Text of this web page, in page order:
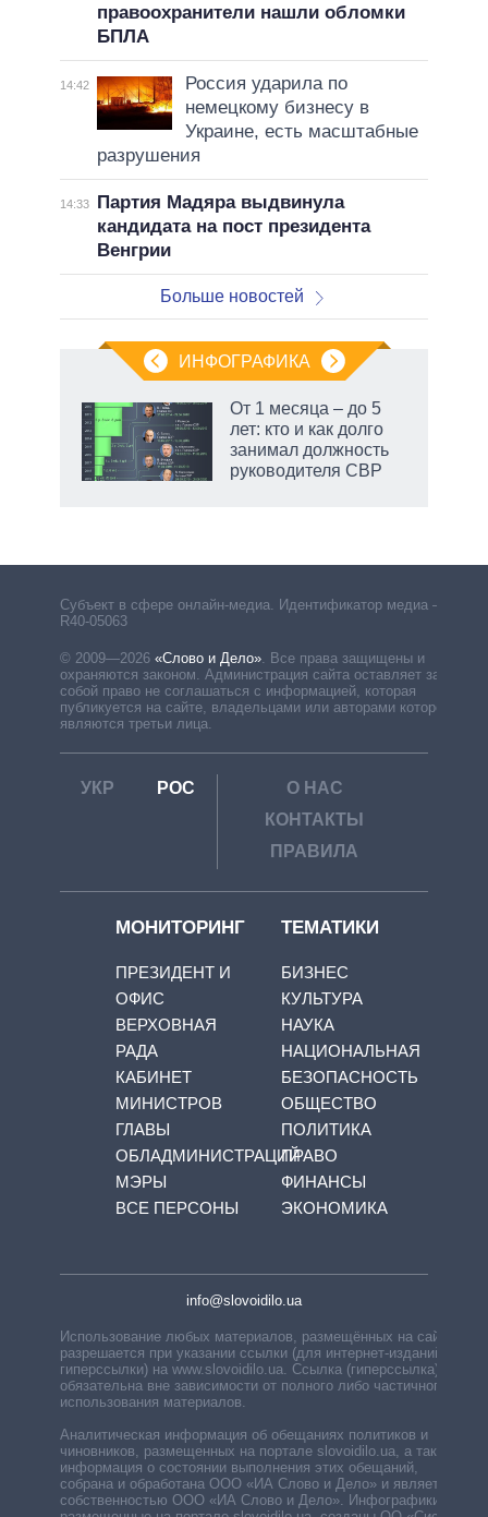
правоохранители нашли обломки
БПЛА
14:42
Россия ударила по
немецкому бизнесу в
Украине, есть масштабные
разрушения
14:33
Партия Мадяра выдвинула
кандидата на пост президента
Венгрии
Больше новостей
ИНФОГРАФИКА
От 1 месяца – до 5
лет: кто и как долго
занимал должность
руководителя СВР
Субъект в сфере онлайн-медиа. Идентификатор медиа –
R40-05063
© 2009—2026 «Слово и Дело»
Все права защищены и
охраняются законом. Администрация сайта оставляет за
собой право не соглашаться с информацией, которая
публикуется на сайте, владельцами или авторами которой
являются третьи лица.
УКР РОС
О НАС
КОНТАКТЫ
ПРАВИЛА
МОНИТОРИНГ
ПРЕЗИДЕНТ И
ОФИС
ВЕРХОВНАЯ
РАДА
КАБИНЕТ
МИНИСТРОВ
ГЛАВЫ
ОБЛАДМИНИСТРАЦИЙ
МЭРЫ
ВСЕ ПЕРСОНЫ
ТЕМАТИКИ
БИЗНЕС
КУЛЬТУРА
НАУКА
НАЦИОНАЛЬНАЯ
БЕЗОПАСНОСТЬ
ОБЩЕСТВО
ПОЛИТИКА
ПРАВО
ФИНАНСЫ
ЭКОНОМИКА
info@slovoidilo.ua
Использование любых материалов, размещённых на сайте,
разрешается при указании ссылки (для интернет-изданий —
гиперссылки) на www.slovoidilo.ua. Ссылка (гиперссылка)
обязательна вне зависимости от полного либо частичного
использования материалов.
Аналитическая информация об обещаниях политиков и
чиновников, размещенных на портале slovoidilo.ua, а также
информация о состоянии выполнения этих обещаний,
собрана и обработана ООО «ИА Слово и Дело» и является
собственностью ООО «ИА Слово и Дело». Инфографики,